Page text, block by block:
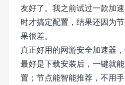
友好了。我之前试过一款加
时才搞定配置，结果还因为
果很差。
真正好用的网游安全加速器，
最好是下载安装后，一键就
置；节点能智能推荐，不用